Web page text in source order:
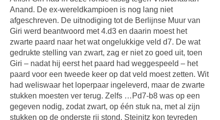
Anand. De ex-wereldkampioen is nog lang niet
afgeschreven. De uitnodiging tot de Berlijnse Muur van
Giri werd beantwoord met 4.d3 en daarin moest het
zwarte paard naar het wat ongelukkige veld d7. De wat
gedrukte stelling van zwart, zag er niet zo goed uit, toen
Giri – nadat hij eerst het paard had weggespeeld – het
paard voor een tweede keer op dat veld moest zetten. Wit
had weliswaar het loperpaar ingeleverd, maar de zwarte
stukken moesten ver terug. Zelfs …Pd7-b8 was op een
gegeven nodig, zodat zwart, op één stuk na, met al zijn
stukken op de onderste rij stond. Steinitz kon tevreden